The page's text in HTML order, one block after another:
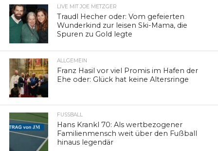
LIVE MIT JOE METZGER
Traudl Hecher oder: Vom gefeierten
Wunderkind zur leisen Ski-Mama, die
Spuren zu Gold legte
ALLGEMEIN
Franz Hasil vor viel Promis im Hafen der
Ehe oder: Glück hat keine Altersringe
FUSSBALL
Hans Krankl 70: Als wertbezogener
Familienmensch weit über den Fußball
hinaus legendär